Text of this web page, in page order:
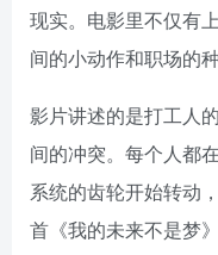
现实。电影里不仅有
间的小动作和职场的种
影片讲述的是打工人
间的冲突。每个人都
系统的齿轮开始转动
首《我的未来不是梦